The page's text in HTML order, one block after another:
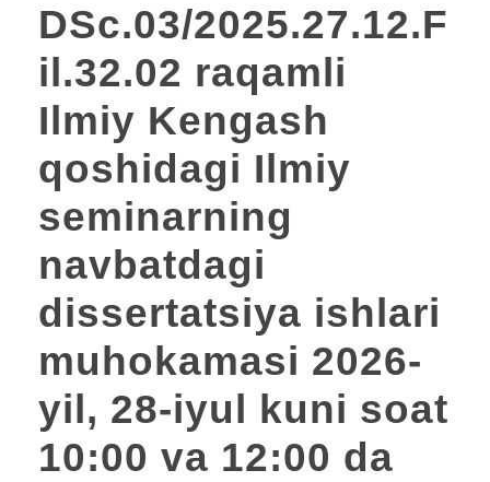
DSc.03/2025.27.12.F
il.32.02 raqamli
Ilmiy Kengash
qoshidagi Ilmiy
seminarning
navbatdagi
dissertatsiya ishlari
muhokamasi 2026-
yil, 28-iyul kuni soat
10:00 va 12:00 da